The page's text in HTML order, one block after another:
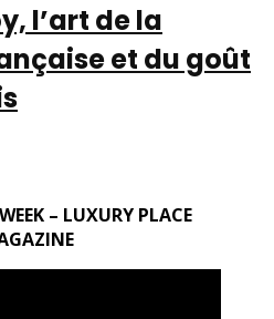
l’art de la
et du goût
– LUXURY PLACE